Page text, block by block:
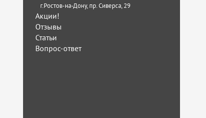
г.Ростов-на-Дону, пр. Сиверса, 29
Акции!
Отзывы
Статьи
Вопрос-ответ